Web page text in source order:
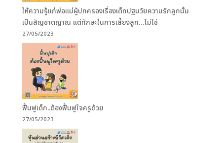
ให้ความรู้แก่พ่อแม่ผู้ปกครองเรื่องเด็กปฐมวัยความรักลูกนั้น
เป็นสัญชาตญาณ แต่ทักษะในการเลี้ยงลูก…ไม่ใช่
27/05/2023
ฟื้นฟูเด็ก..ต้องฟื้นฟูใจครูด้วย
27/05/2023